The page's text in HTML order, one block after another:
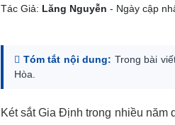
Tác Giả: Lăng Nguyễn - Ngày cập
Tóm tắt nội dung: Trong bài
Hòa.
Két sắt Gia Định trong nhiều năm